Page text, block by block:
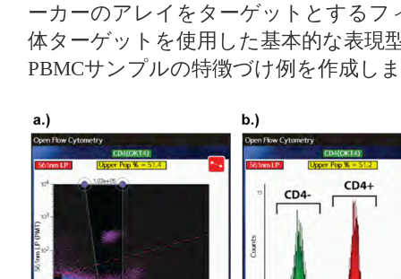
ーカーのアレイをターゲットとするフ
体ターゲットを使用した基本的な表現
PBMCサンプルの特徴づけ例を作成し